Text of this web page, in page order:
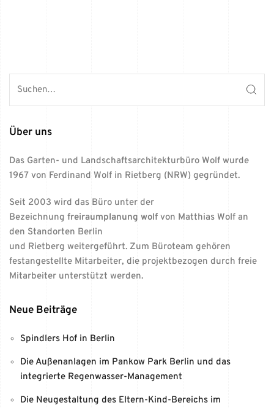
Über uns
Das Garten- und Landschaftsarchitekturbüro Wolf wurde
1967 von Ferdinand Wolf in Rietberg (NRW) gegründet.
Seit 2003 wird das Büro unter der
Bezeichnung freiraumplanung wolf von Matthias Wolf an
den Standorten Berlin
und Rietberg weitergeführt. Zum Büroteam gehören
festangestellte Mitarbeiter, die projektbezogen durch freie
Mitarbeiter unterstützt werden.
Neue Beiträge
Spindlers Hof in Berlin
Die Außenanlagen im Pankow Park Berlin und das
integrierte Regenwasser-Management
Die Neugestaltung des Eltern-Kind-Bereichs im